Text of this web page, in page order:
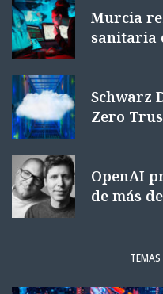
Murcia
sanitaria
Schwarz
Zero
OpenAI
de más